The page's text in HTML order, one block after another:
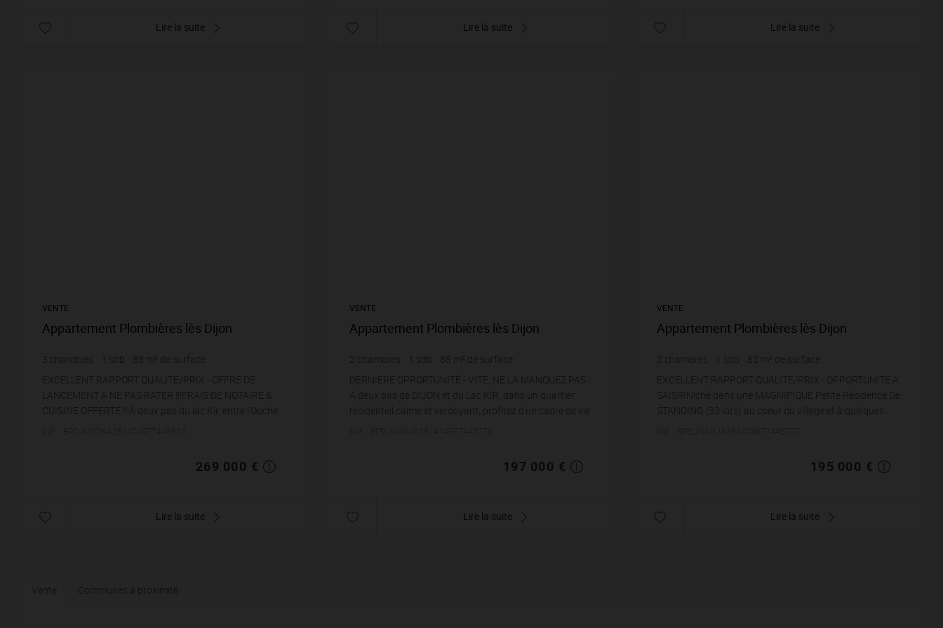
Lire la suite Lire la suite Lire la suite
VENTE
Appartement Plombières lès Dijon
3 chambres sdb 85 m² de surface
3 164,71 € prix / m²
EXCELLENT RAPPORT QUALITE/PRIX - OFFRE DE
LANCEMENT A NE PAS RATER !!!FRAIS DE NOTAIRE &
CUISINE OFFERTE !!!À deux pas du lac Kir, entre l’Ouche
269 000 €
Lire la suite
VENTE
Appartement Plombières lès Dijon
2 chambres sdb 68 m² de surface
2 897,06 € prix / m²
DERNIERE OPPORTUNITÉ - VITE, NE LA MANQUEZ PAS !
À deux pas de DIJON et du Lac KIR, dans un quartier
résidentiel calme et verdoyant, profitez d'un cadre de vie
197 000 €
Lire la suite
VENTE
Appartement Plombières lès Dijon
2 chambres sdb 62 m² de surface
3 145,16 € prix / m²
EXCELLENT RAPPORT QUALITE/PRIX - OPPORTUNITE A
SAISIRNiché dans une MAGNIFIQUE Petite Résidence De
STANDING (33 lots) au coeur du village et à quelques
195 000 €
Lire la suite
Vente Communes à proximité